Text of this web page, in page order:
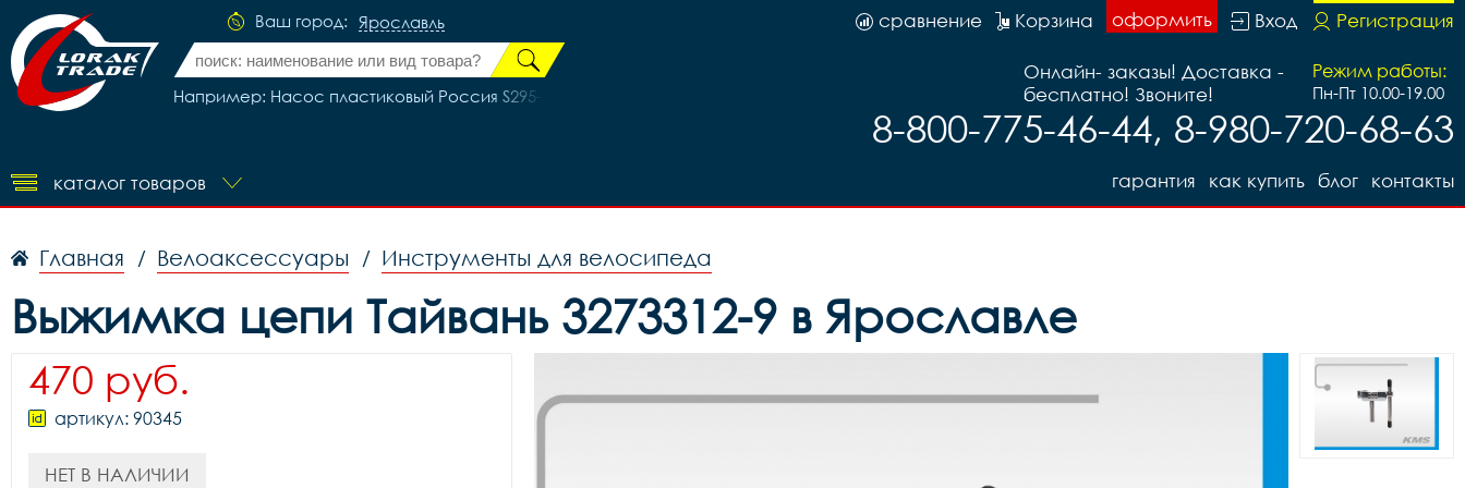
Ваш город: Ярославль
Например: Насос пластиковый Россия S295-3 (ан. STELS)
Регистрация
Вход
оформить
Корзина
сравнение
Режим работы:
Пн-Пт 10.00-19.00
Онлайн- заказы! Доставка -
бесплатно! Звоните!
8-800-775-46-44, 8-980-720-68-63
каталог товаров контакты
блог
как купить
гарантия
Главная / Велоаксессуары / Инструменты для велосипеда
Выжимка цепи Тайвань 3273312-9 в Ярославле
470 руб.
артикул: 90345
НЕТ В НАЛИЧИИ